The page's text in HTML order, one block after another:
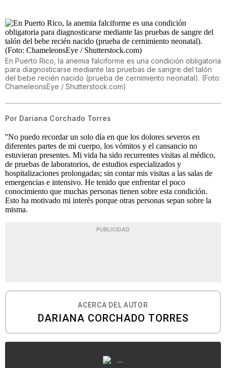
En Puerto Rico, la anemia falciforme es una condición obligatoria
para diagnosticarse mediante las pruebas de sangre del talón
del bebe recién nacido (prueba de cernimiento neonatal). (Foto:
ChameleonsEye / Shutterstock.com)
Por Dariana Corchado Torres
''No puedo recordar un solo día en que los dolores severos en
diferentes partes de mi cuerpo, los vómitos y el cansancio no
estuvieran presentes. Mi vida ha sido recurrentes visitas al médico,
de pruebas de laboratorios, de estudios especializados y
hospitalizaciones prolongadas; sin contar mis visitas a las salas de
emergencias e intensivo. He tenido que enfrentar el poco
conocimiento que muchas personas tienen sobre esta condición.
Esto ha motivado mi interés porque otras personas sepan sobre la
misma.
PUBLICIDAD
ACERCA DEL AUTOR
DARIANA CORCHADO TORRES
...